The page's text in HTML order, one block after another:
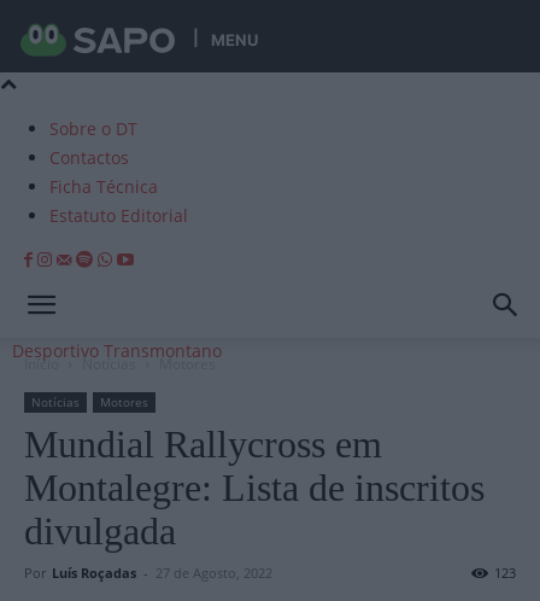
MENU
Sobre o DT
Contactos
Ficha Técnica
Estatuto Editorial
Desportivo Transmontano
Início Notícias Motores
Notícias Motores
Mundial Rallycross em
Montalegre: Lista de inscritos
divulgada
Por Luís Roçadas - 27 de Agosto, 2022 123